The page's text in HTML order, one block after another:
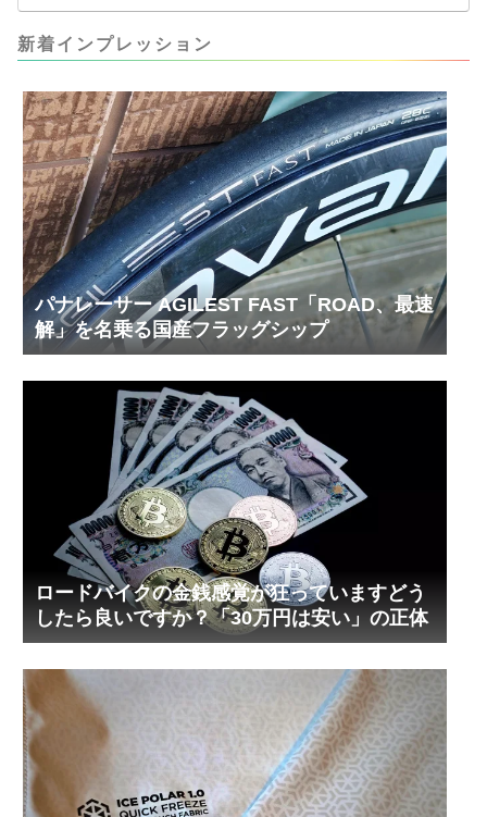
ましたが、ギリギリまで攻めてますのでピストン
内部の汚れをさらに掃除できると思います。前作
の...
新着インプレッション
パナレーサー AGILEST FAST「ROAD、最速
解」を名乗る国産フラッグシップ
ロードバイクの金銭感覚が狂っていますどう
したら良いですか？「30万円は安い」の正体